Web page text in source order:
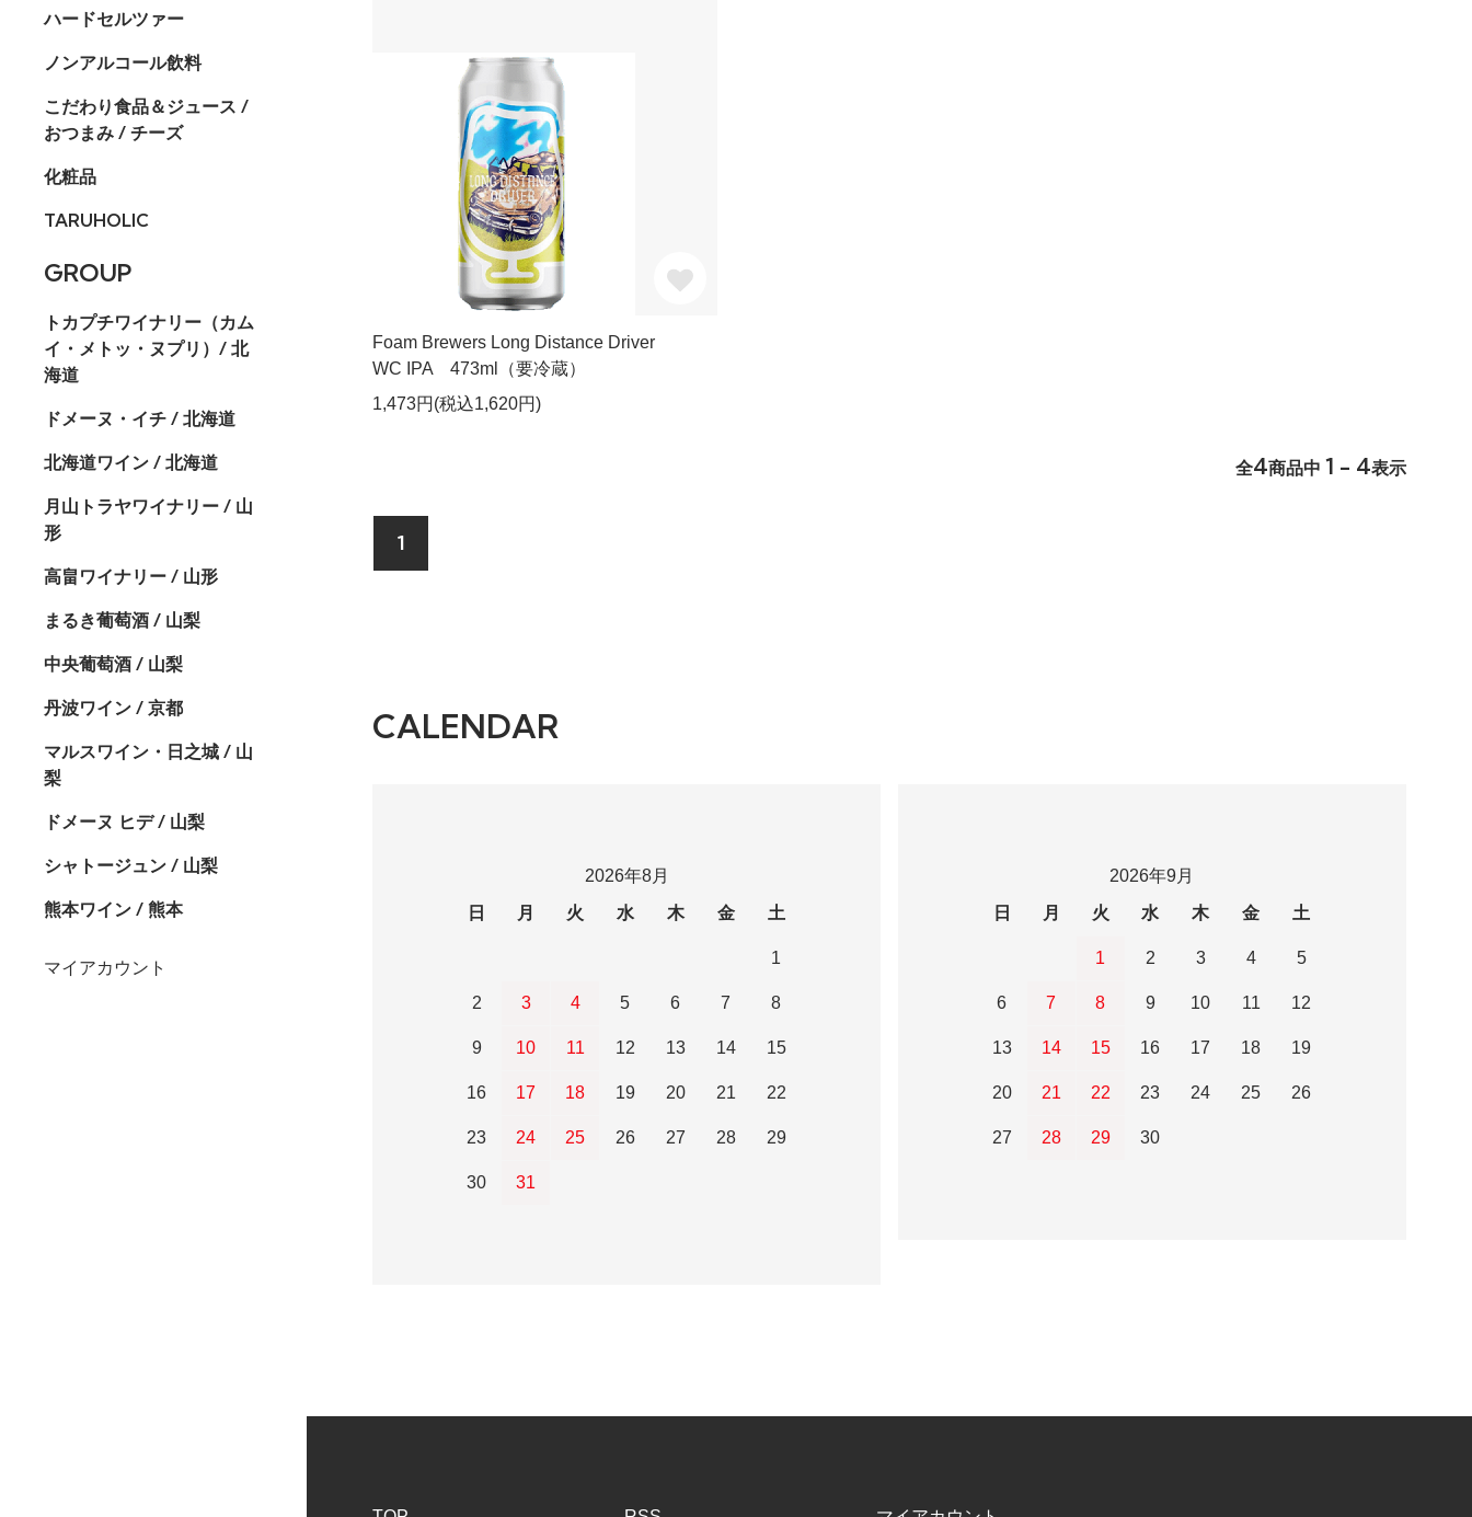
ハードセルツァー
ノンアルコール飲料
こだわり食品＆ジュース /
おつまみ / チーズ
化粧品
TARUHOLIC
GROUP
トカプチワイナリー（カム
イ・メトッ・ヌプリ）/ 北
海道
ドメーヌ・イチ / 北海道
北海道ワイン / 北海道
月山トラヤワイナリー / 山
形
高畠ワイナリー / 山形
まるき葡萄酒 / 山梨
中央葡萄酒 / 山梨
丹波ワイン / 京都
マルスワイン・日之城 / 山
梨
ドメーヌ ヒデ / 山梨
シャトージュン / 山梨
熊本ワイン / 熊本
マイアカウント
Foam Brewers Long Distance Driver
WC IPA 473ml（要冷蔵）
1,473円(税込1,620円)
全4商品中 1 - 4表示
1
CALENDAR
2026年8月
日
月 火 水 木 金 土
1
2 3 4 5 6 7 8
9 10 11 12 13 14 15
16 17 18 19 20 21 22
23 24 25 26 27 28 29
30 31
2026年9月
日
月 火 水 木 金 土
1 2 3 4 5
6 7 8 9 10 11 12
13 14 15 16 17 18 19
20 21 22 23 24 25 26
27 28 29 30